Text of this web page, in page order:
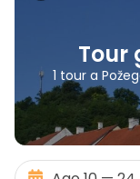
Tour
1 tour a